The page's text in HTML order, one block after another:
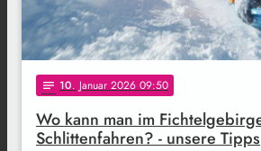
notes 10. Januar 2026 09:50
Wo kann man im
Schlittenfahren? - unsere Tipps